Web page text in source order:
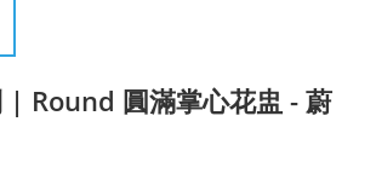
| Round 圓滿掌心花盅 - 蔚